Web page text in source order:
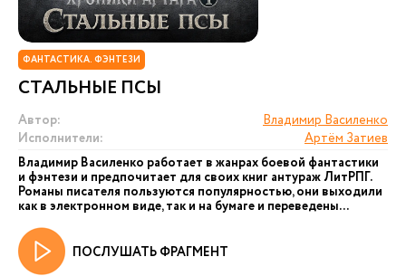
ФАНТАСТИКА. ФЭНТЕЗИ
СТАЛЬНЫЕ ПСЫ
Автор:
Владимир Василенко
Исполнители:
Артём Затиев
Владимир Василенко работает в жанрах боевой фантастики
и фэнтези и предпочитает для своих книг антураж ЛитРПГ.
Романы писателя пользуются популярностью, они выходили
как в электронном виде, так и на бумаге и переведены...
ПОСЛУШАТЬ ФРАГМЕНТ